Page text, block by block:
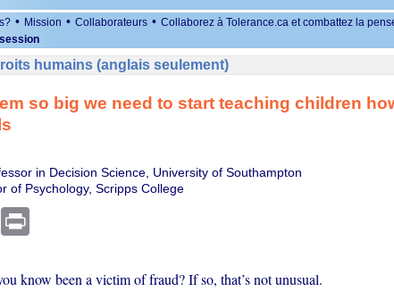
• Mission • Collaborateurs • Collaborez à Tolerance.ca et combattez la
humains (anglais seulement)
so big we need to start teaching children
in Decision Science, University of Southampton
of Psychology, Scripps College
Print
know been a victim of fraud? If so, that’s not unusual.